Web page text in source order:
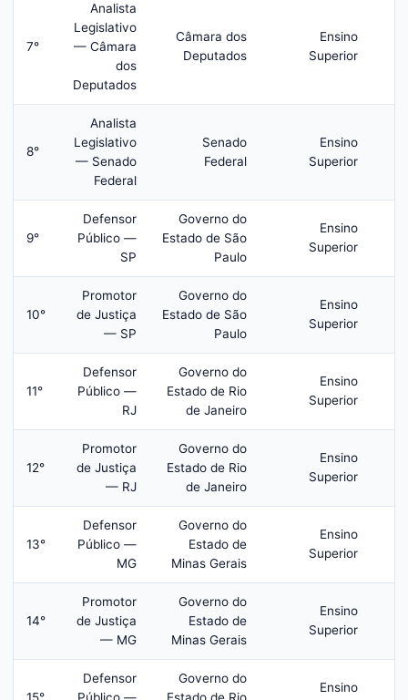
7°
Analista
Legislativo
— Câmara
dos
Deputados
Câmara dos
Deputados
Ensino
Superior
8°
Analista
Legislativo
— Senado
Federal
Senado
Federal
Ensino
Superior
9°
Defensor
Público —
SP
Governo do
Estado de São
Paulo
Ensino
Superior
10°
Promotor
de Justiça
— SP
Governo do
Estado de São
Paulo
Ensino
Superior
11°
Defensor
Público —
RJ
Governo do
Estado de Rio
de Janeiro
Ensino
Superior
12°
Promotor
de Justiça
— RJ
Governo do
Estado de Rio
de Janeiro
Ensino
Superior
13°
Defensor
Público —
MG
Governo do
Estado de
Minas Gerais
Ensino
Superior
14°
Promotor
de Justiça
— MG
Governo do
Estado de
Minas Gerais
Ensino
Superior
Defensor
Governo do
Ensino